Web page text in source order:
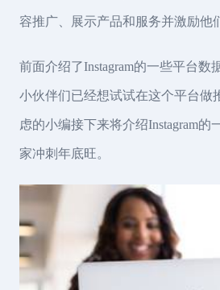
容推广、展示产品和服务并激励他
前面介绍了Instagram的一些平台数
小伙伴们已经想试试在这个平台做
虑的小编接下来将介绍Instagram的
家冲刺年底旺。